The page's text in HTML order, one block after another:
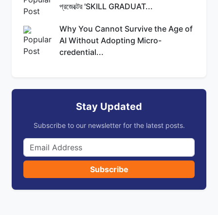
প্রজেক্টের 'SKILL GRADUAT...
Why You Cannot Survive the Age of
AI Without Adopting Micro-
credential...
Stay Updated
Subscribe to our newsletter for the latest posts.
Subscribe